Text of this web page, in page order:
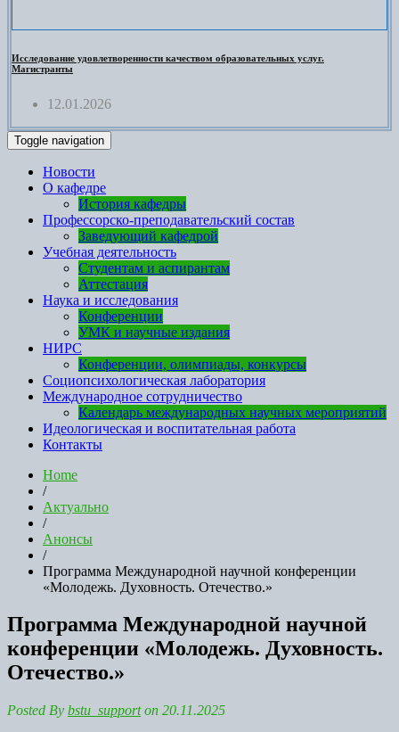
Исследование удовлетворенности качеством образовательных услуг.
Магистранты
12.01.2026
Toggle navigation
Новости
О кафедре
История кафедры
Профессорско-преподавательский состав
Заведующий кафедрой
Учебная деятельность
Студентам и аспирантам
Аттестация
Наука и исследования
Конференции
УМК и научные издания
НИРС
Конференции, олимпиады, конкурсы
Социопсихологическая лаборатория
Международное сотрудничество
Календарь международных научных мероприятий
Идеологическая и воспитательная работа
Контакты
Home
/
Актуально
/
Анонсы
/
Программа Международной научной конференции
«Молодежь. Духовность. Отечество.»
Программа Международной научной
конференции «Молодежь. Духовность.
Отечество.»
Posted By bstu_supporton 20.11.2025